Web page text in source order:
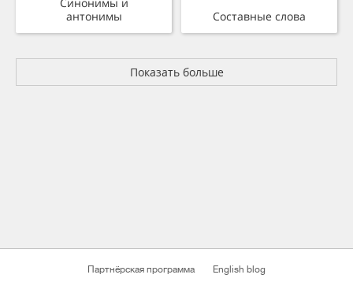
антонимы
Составные слова
Показать больше
Партнёрская программа English blog